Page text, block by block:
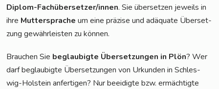
Diplom-Fach­über­set­zer/in­nen. Sie über­set­zen jeweils in
ihre Mut­ter­spra­che um eine prä­zi­se und adäqua­te Über­set­
zung gewähr­leis­ten zu können.
Brau­chen Sie beglau­big­te Über­set­zun­gen in Plön? Wer
darf beglau­big­te Über­set­zun­gen von Urkun­den in Schles­
wig-Hol­stein anfer­ti­gen? Nur beei­dig­te bzw. ermäch­tig­te